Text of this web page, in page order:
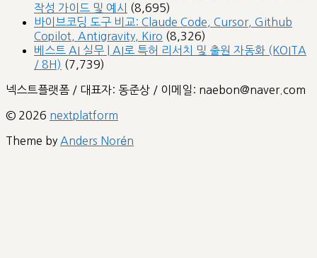
작성 가이드 및 예시
(8,695)
바이브코딩 도구 비교: Claude Code, Cursor, Github
Copilot, Antigravity, Kiro (8,326)
베스트 AI 실무 | AI로 특허 리서치 및 출원 자동화 (KOITA
/ 8H) (7,739)
넥스트플랫폼 / 대표자: 동준상 / 이메일: naebon@naver.com
© 2026 nextplatform
Theme by Anders Norén